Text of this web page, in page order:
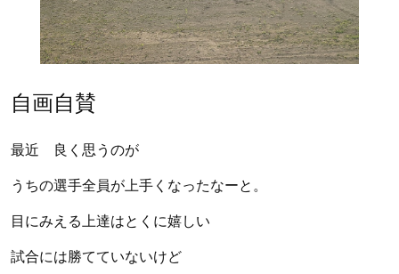
自画自賛
最近 良く思うのが
うちの選手全員が上手くなったなーと。
目にみえる上達はとくに嬉しい
試合には勝てていないけど